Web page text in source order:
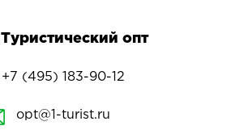
Туристический опт
+7 (495) 183-90-12
opt@1-turist.ru